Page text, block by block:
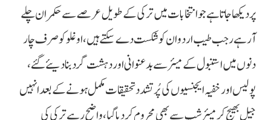
پر دیکھا جاتا ہے جو انتخابات میں ترکی کے طویل عرصے سے حکمران چلے
آرہے رجب طیب اردوان کو شکست دے سکتے ہیں، اوغلو کو صرف چار
دنوں میں استنبول کے میئر سے بدعنوانی اور دہشت گرد بنا دیئے گئے،
پولیس اور خفیہ ایجنسیوں کی پُر تشدد تحقیقات مکمل ہونے کے بعد انہیں
جیل بھیج کر میئر شپ سے بھی محروم کردیا گیا، واضح رہے ترکی کی